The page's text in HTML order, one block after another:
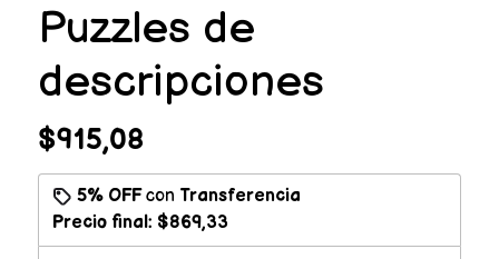
Puzzles de
descripciones
$915,08
5% OFFcon Transferencia
Precio final: $869,33